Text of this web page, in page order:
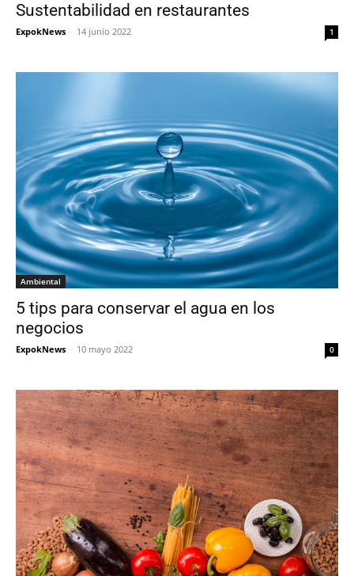
Sustentabilidad en restaurantes
ExpokNews - 14 junio 2022 1
Ambiental
5 tips para conservar el agua en los
negocios
ExpokNews - 10 mayo 2022 0